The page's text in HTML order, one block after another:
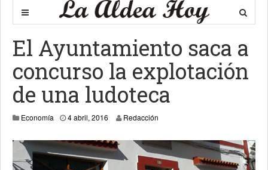
El Ayuntamiento saca a
concurso la explotación
de una ludoteca
Economía 4 abril, 2016 Redacción